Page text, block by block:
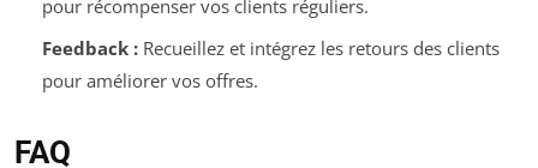
pour récompenser vos clients réguliers.
Feedback :Recueillez et intégrez les retours des clients
pour améliorer vos offres.
FAQ